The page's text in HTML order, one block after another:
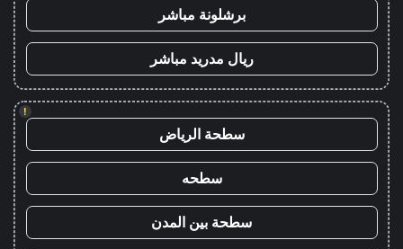
برشلونة مباشر
ريال مدريد مباشر
!
سطحة الرياض
سطحه
سطحة بين المدن